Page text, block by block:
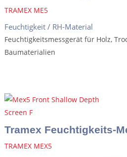
TRAMEX ME5
Feuchtigkeit / RH-Material
Feuchtigkeitsmessgerät für Holz,
Baumaterialien
Tramex Feuchtigkeits-
TRAMEX MEX5